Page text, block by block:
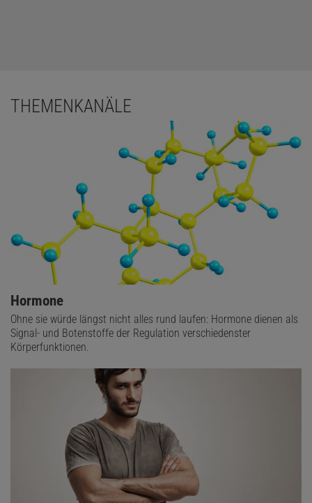
THEMENKANÄLE
Hormone
Ohne sie würde längst nicht alles rund laufen: Hormone dienen als
Signal- und Botenstoffe der Regulation verschiedenster
Körperfunktionen.